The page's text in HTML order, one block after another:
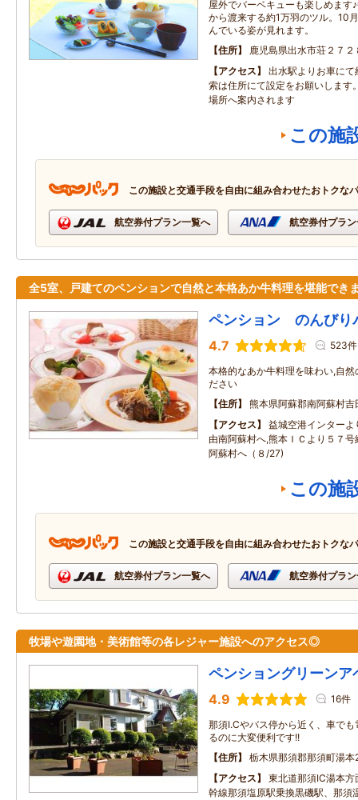
屋外でバーベキューも楽しめます
から渡来する約1万羽のツル。10
んでいる姿が見れます。
住所
鹿児島県出水市荘２７２
アクセス
出水駅よりお車に
索は住所にて設定をお願いします
場所へ案内されます
この施
この施設と交通手段を自由に組み合わせたおトクな
航空券付プラン一覧へ 航空券付プラ
全5室、戸建てのペンションで自然と本格あか牛料理を堪能でき
ペンション のんびり
4.7 523件
本格的なあか牛料理を味わい,自
ださい
住所
熊本県阿蘇郡南阿蘇村
アクセス
益城空港インター
由南阿蘇村へ,熊本ＩＣより５７
阿蘇村へ（８/27)
この施
この施設と交通手段を自由に組み合わせたおトクな
航空券付プラン一覧へ 航空券付プラ
牧場や遊園地・美術館等の各レジャー施設へのアクセス◎
ペンショングリーンア
4.9 16件
那須I.Cやバス停から近く、車で
るのに大変便利です!!
住所
栃木県那須郡那須町湯
アクセス
東北道那須IC湯本
幹線那須塩原駅乗換黒磯駅、那須